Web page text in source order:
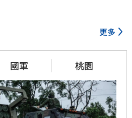
更多
國軍 桃園